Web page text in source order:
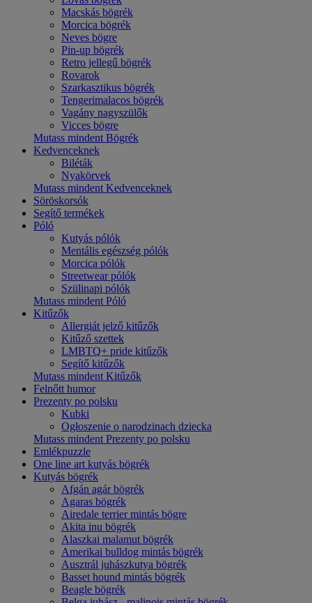
Macskás bögrék
Morcica bögrék
Neves bögre
Pin-up bögrék
Retro jellegű bögrék
Rovarok
Szarkasztikus bögrék
Tengerimalacos bögrék
Vagány nagyszülők
Vicces bögre
Mutass mindent Bögrék
Kedvenceknek
Biléták
Nyakörvek
Mutass mindent Kedvenceknek
Söröskorsók
Segítő termékek
Póló
Kutyás pólók
Mentális egészség pólók
Morcica pólók
Streetwear pólók
Szülinapi pólók
Mutass mindent Póló
Kitűzők
Allergiát jelző kitűzők
Kitűző szettek
LMBTQ+ pride kitűzők
Segítő kitűzők
Mutass mindent Kitűzők
Felnőtt humor
Prezenty po polsku
Kubki
Ogłoszenie o narodzinach dziecka
Mutass mindent Prezenty po polsku
Emlékpuzzle
One line art kutyás bögrék
Kutyás bögrék
Afgán agár bögrék
Agaras bögrék
Airedale terrier mintás bögre
Akita inu bögrék
Alaszkai malamut bögrék
Amerikai bulldog mintás bögrék
Ausztrál juhászkutya bögrék
Basset hound mintás bögrék
Beagle bögrék